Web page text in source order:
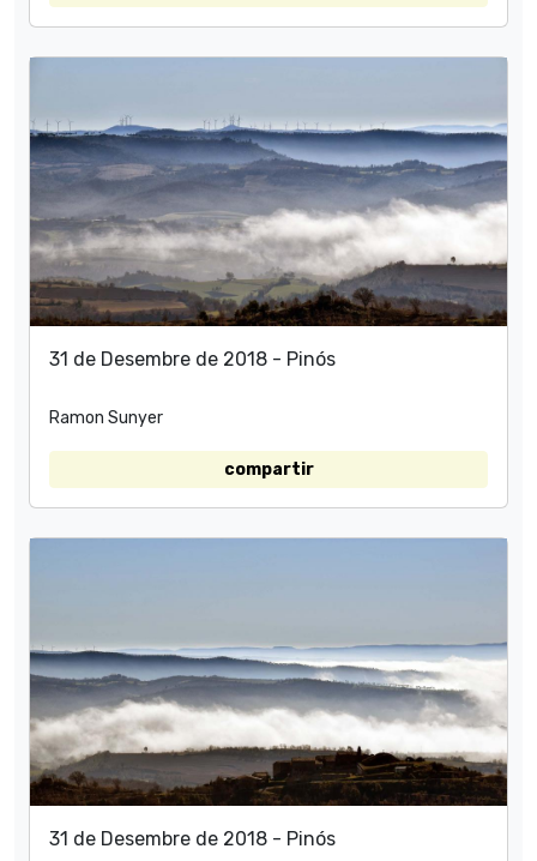
31 de Desembre de 2018 - Pinós
Ramon Sunyer
compartir
31 de Desembre de 2018 - Pinós